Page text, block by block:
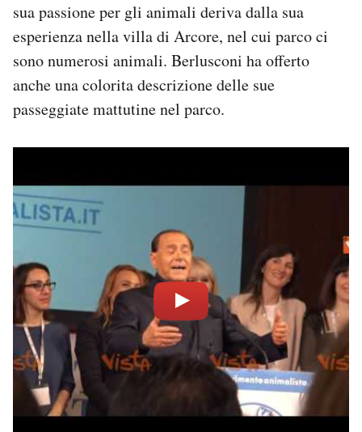
sua passione per gli animali deriva dalla sua
esperienza nella villa di Arcore, nel cui parco ci
sono numerosi animali. Berlusconi ha offerto
anche una colorita descrizione delle sue
passeggiate mattutine nel parco.